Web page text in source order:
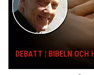
DEBATT | BIBELN OCH